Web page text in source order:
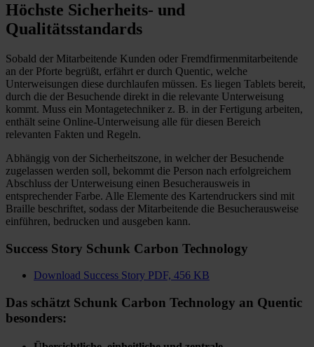
Höchste Sicherheits- und
Qualitätsstandards
Sobald der Mitarbeitende Kunden oder Fremdfirmenmitarbeitende
an der Pforte begrüßt, erfährt er durch Quentic, welche
Unterweisungen diese durchlaufen müssen. Es liegen Tablets bereit,
durch die der Besuchende direkt in die relevante Unterweisung
kommt. Muss ein Montagetechniker z. B. in der Fertigung arbeiten,
enthält seine Online-Unterweisung alle für diesen Bereich
relevanten Fakten und Regeln.
Abhängig von der Sicherheitszone, in welcher der Besuchende
zugelassen werden soll, bekommt die Person nach erfolgreichem
Abschluss der Unterweisung einen Besucherausweis in
entsprechender Farbe. Alle Elemente des Kartendruckers sind mit
Braille beschriftet, sodass der Mitarbeitende die Besucherausweise
einführen, bedrucken und ausgeben kann.
Success Story Schunk Carbon Technology
Download Success Story PDF, 456 KB
Das schätzt Schunk Carbon Technology an Quentic
besonders: